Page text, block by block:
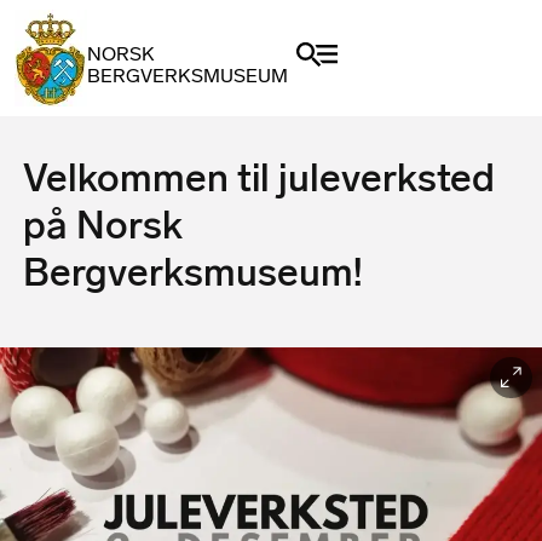
NORSK
BERGVERKSMUSEUM
Velkommen til juleverksted
på Norsk
Bergverksmuseum!